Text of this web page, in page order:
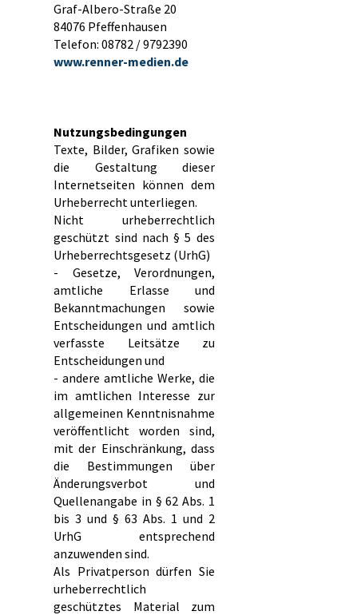
Graf-Albero-Straße 20
84076 Pfeffenhausen
Telefon: 08782 / 9792390
www.renner-medien.de
Nutzungsbedingungen
Texte, Bilder, Grafiken sowie
die Gestaltung dieser
Internetseiten können dem
Urheberrecht unterliegen.
Nicht urheberrechtlich
geschützt sind nach § 5 des
Urheberrechtsgesetz (UrhG)
- Gesetze, Verordnungen,
amtliche Erlasse und
Bekanntmachungen sowie
Entscheidungen und amtlich
verfasste Leitsätze zu
Entscheidungen und
- andere amtliche Werke, die
im amtlichen Interesse zur
allgemeinen Kenntnisnahme
veröffentlicht worden sind,
mit der Einschränkung, dass
die Bestimmungen über
Änderungsverbot und
Quellenangabe in § 62 Abs. 1
bis 3 und § 63 Abs. 1 und 2
UrhG entsprechend
anzuwenden sind.
Als Privatperson dürfen Sie
urheberrechtlich
geschütztes Material zum